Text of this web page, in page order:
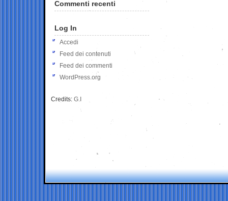
Commenti recenti
Log In
Accedi
Feed dei contenuti
Feed dei commenti
WordPress.org
Credits: G.I